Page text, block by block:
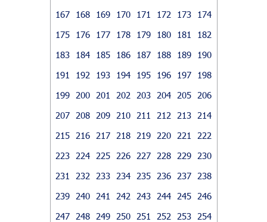
167
168 169 170 171 172 173
174
175
176 177 178 179 180 181
182
183
184 185 186 187 188 189
190
191
192 193 194 195 196 197
198
199
200 201 202 203 204 205
206
207
208 209 210 211 212 213
214
215
216 217 218 219 220 221
222
223
224 225 226 227 228 229
230
231
232 233 234 235 236 237
238
239
240 241 242 243 244 245
246
247
248 249 250 251 252 253
254